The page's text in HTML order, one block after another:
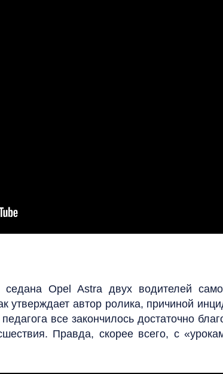
Opel Astra двух водителей
утверждает автор ролика, причиной
все закончилось достаточно
Правда, скорее всего, с